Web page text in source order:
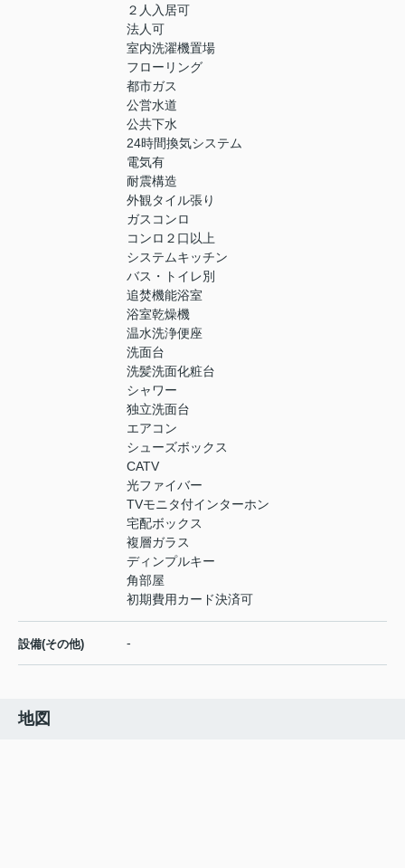
２人入居可
法人可
室内洗濯機置場
フローリング
都市ガス
公営水道
公共下水
24時間換気システム
電気有
耐震構造
外観タイル張り
ガスコンロ
コンロ２口以上
システムキッチン
バス・トイレ別
追焚機能浴室
浴室乾燥機
温水洗浄便座
洗面台
洗髪洗面化粧台
シャワー
独立洗面台
エアコン
シューズボックス
CATV
光ファイバー
TVモニタ付インターホン
宅配ボックス
複層ガラス
ディンプルキー
角部屋
初期費用カード決済可
設備(その他) -
地図